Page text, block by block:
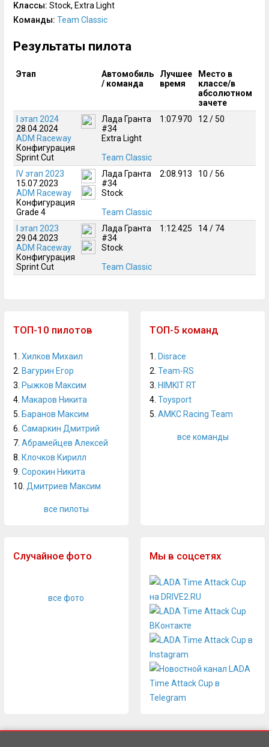
Классы: Stock, Extra Light
Команды: Team Classic
Результаты пилота
Этап
Автомобиль
/ команда
Лучшее
время
Место в
классе/в
абсолютном
зачете
I этап 2024
28.04.2024
ADM Raceway
Конфигурация
Sprint Cut
Лада Гранта
#34
Extra Light
Team Classic
1:07.970 12 / 50
IV этап 2023
15.07.2023
ADM Raceway
Конфигурация
Grade 4
Лада Гранта
#34
Stock
Team Classic
2:08.913 10 / 56
I этап 2023
29.04.2023
ADM Raceway
Конфигурация
Sprint Cut
Лада Гранта
#34
Stock
Team Classic
1:12.425 14 / 74
ТОП-10 пилотов
1. Хилков Михаил
2. Вагурин Егор
3. Рыжков Максим
4. Макаров Никита
5. Баранов Максим
6. Самаркин Дмитрий
7. Абрамейцев Алексей
8. Клочков Кирилл
9. Сорокин Никита
10. Дмитриев Максим
все пилоты
ТОП-5 команд
1.
Disrace
2. Team-RS
3. HIMKIT RT
4. Toysport
5. AMKC Racing Team
все команды
Случайное фото
все фото
Мы в соцсетях